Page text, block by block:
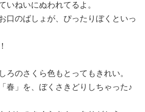
いねいにぬわれてるよ。
口のばしょが、ぴったりぼくといっ
ろのさくら色もとってもきれい。
春」を、ぼくさきどりしちゃった♪